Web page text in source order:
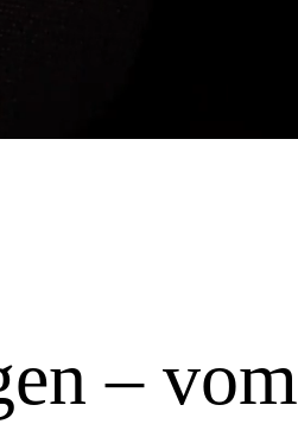
– vom